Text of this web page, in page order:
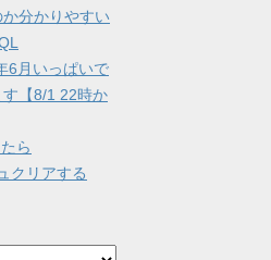
分かりやすい
6月いっぱいで
【8/1 22時か
ら
クリアする